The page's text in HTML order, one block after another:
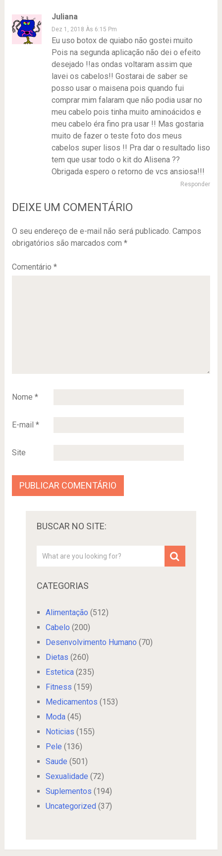
Juliana
Dez 1, 2018 Às 6:15 Pm
Eu uso botox de quiabo não gostei muito
Pois na segunda aplicação não dei o efeito
desejado !!as ondas voltaram assim que
lavei os cabelos!! Gostarai de saber se
posso usar o maisena pois quando fui
comprar mim falaram que não podia usar no
meu cabelo pois tinha muito aminoácidos e
meu cabelo éra fino pra usar !! Mas gostaria
muito de fazer o teste foto dos meus
cabelos super lisos !! Pra dar o resultado liso
tem que usar todo o kit do Alisena ??
Obrigada espero o retorno de vcs ansiosa!!!
Responder
DEIXE UM COMENTÁRIO
O seu endereço de e-mail não será publicado. Campos
obrigatórios são marcados com *
Comentário *
Nome *
E-mail *
Site
BUSCAR NO SITE:
CATEGORIAS
Alimentação (512)
Cabelo (200)
Desenvolvimento Humano (70)
Dietas (260)
Estetica(235)
Fitness (159)
Medicamentos (153)
Moda(45)
Noticias (155)
Pele (136)
Saude (501)
Sexualidade (72)
Suplementos (194)
Uncategorized (37)